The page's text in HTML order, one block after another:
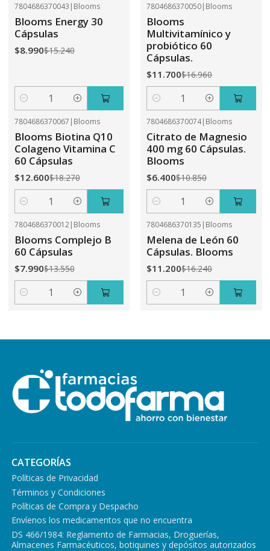
7804686370043 | Blooms
Blooms Energy 30
Cápsulas
$8.990$15.240
Cantidad
7804686370050| Blooms
Blooms
Multivitamínico y
probiótico 60
Cápsulas.
$11.700$16.960
Cantidad
7804686370067 | Blooms
Blooms Biotina Q10
Colageno Vitamina C
60 Cápsulas
$12.600$18.270
Cantidad
7804686370074| Blooms
Citrato de Magnesio
400 mg 60 Cápsulas.
Blooms
$6.400$10.850
Cantidad
7804686370012| Blooms
Blooms Complejo B
60 Cápsulas
$7.990$13.550
Cantidad
7804686370135 | Blooms
Melena de León 60
Cápsulas. Blooms
$11.200$16.240
Cantidad
CATEGORÍAS
Políticas de Privacidad
Términos y Condiciones
Políticas de Compra y Despacho
Envíenos los medicamentos que no encuentra
DS 466/1984: Reglamento de Farmacias, Droguerías,
Almacenes Farmacéuticos, botiquines y depósitos autorizados